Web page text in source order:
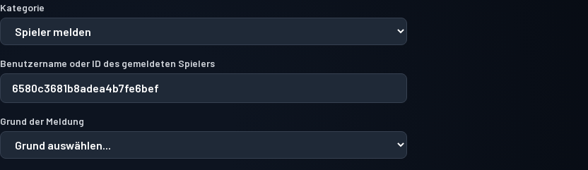
Kategorie
Benutzername oder ID des gemeldeten Spielers
Grund der Meldung